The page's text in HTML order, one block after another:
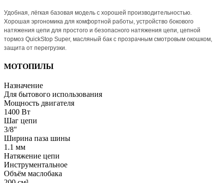
Удобная, лёгкая базовая модель с хорошей производительностью.
Хорошая эргономика для комфортной работы, устройство бокового
натяжения цепи для простого и безопасного натяжения цепи, цепной
тормоз QuickStop Super, масляный бак с прозрачным смотровым окошком,
защита от перегрузки.
МОТОПИЛЫ
Назначение
Для бытового использования
Мощность двигателя
1400 Вт
Шаг цепи
3/8"
Ширина паза шины
1.1 мм
Натяжение цепи
Инструментальное
Объём маслобака